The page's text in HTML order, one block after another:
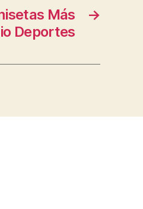
→
Más
Deportes